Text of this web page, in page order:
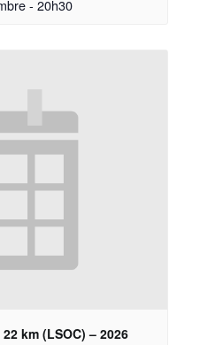
- 20h30
km (LSOC) – 2026